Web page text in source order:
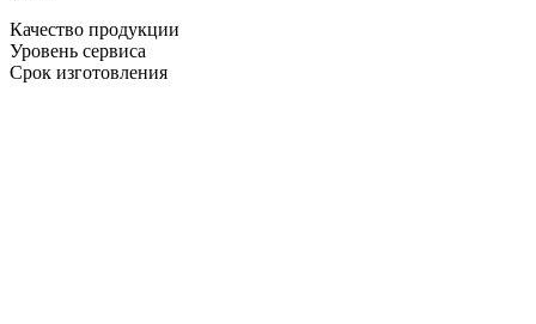
Качество продукции
Уровень сервиса
Срок изготовления